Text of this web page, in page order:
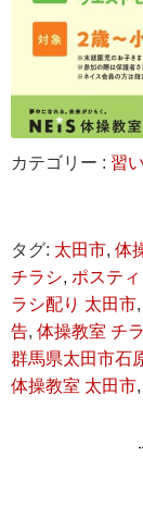
カテゴリー : 習
タグ: 太田市, 体
チラシ, ポステ
ラシ配り 太田市,
告, 体操教室 チ
群馬県太田市石
体操教室 太田市,